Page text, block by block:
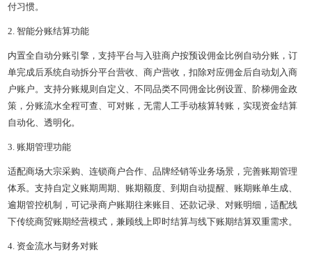
付习惯。
2. 智能分账结算功能
内置全自动分账引擎，支持平台与入驻商户按预设佣金比例自动分账，订
单完成后系统自动拆分平台营收、商户营收，扣除对应佣金后自动划入商
户账户。支持分账规则自定义、不同品类不同佣金比例设置、阶梯佣金政
策，分账流水全程可查、可对账，无需人工手动核算转账，实现资金结算
自动化、透明化。
3. 账期管理功能
适配商场大宗采购、连锁商户合作、品牌经销等业务场景，完善账期管理
体系。支持自定义账期周期、账期额度、到期自动提醒、账期账单生成、
逾期管控机制，可记录商户账期往来账目、还款记录、对账明细，适配线
下传统商贸账期经营模式，兼顾线上即时结算与线下账期结算双重需求。
4. 资金流水与财务对账